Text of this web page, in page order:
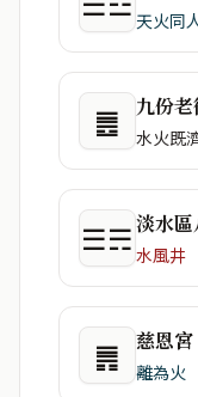
天火同
䷌ 九份
水火既
☰☴淡水
水風井
䷠ 慈恩宮
離為火